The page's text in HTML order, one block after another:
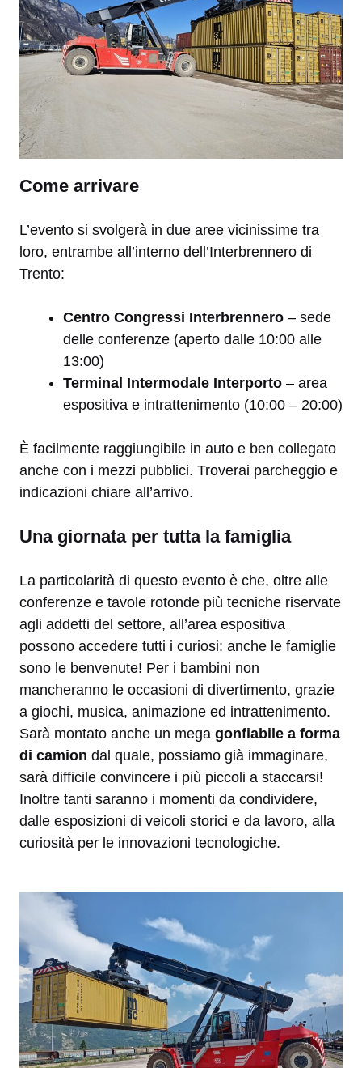
Come arrivare
L’evento si svolgerà in due aree vicinissime tra
loro, entrambe all’interno dell’Interbrennero di
Trento:
Centro Congressi Interbrennero – sede
delle conferenze (aperto dalle 10:00 alle
13:00)
Terminal Intermodale Interporto – area
espositiva e intrattenimento (10:00 – 20:00)
È facilmente raggiungibile in auto e ben collegato
anche con i mezzi pubblici. Troverai parcheggio e
indicazioni chiare all’arrivo.
Una giornata per tutta la famiglia
La particolarità di questo evento è che, oltre alle
conferenze e tavole rotonde più tecniche riservate
agli addetti del settore, all’area espositiva
possono accedere tutti i curiosi: anche le famiglie
sono le benvenute! Per i bambini non
mancheranno le occasioni di divertimento, grazie
a giochi, musica, animazione ed intrattenimento.
Sarà montato anche un mega gonfiabile a forma
di camion dal quale, possiamo già immaginare,
sarà difficile convincere i più piccoli a staccarsi!
Inoltre tanti saranno i momenti da condividere,
dalle esposizioni di veicoli storici e da lavoro, alla
curiosità per le innovazioni tecnologiche.